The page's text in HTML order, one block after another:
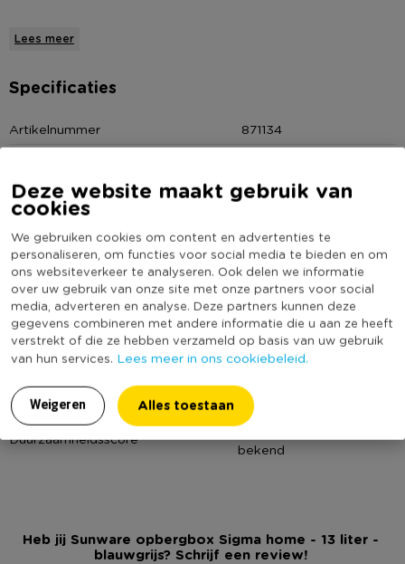
Deze website maakt gebruik van
cookies
We gebruiken cookies om content en advertenties te
personaliseren, om functies voor social media te bieden en om
ons websiteverkeer te analyseren. Ook delen we informatie
over uw gebruik van onze site met onze partners voor social
media, adverteren en analyse. Deze partners kunnen deze
gegevens combineren met andere informatie die u aan ze heeft
verstrekt of die ze hebben verzameld op basis van uw gebruik
van hun services. Lees meer in ons cookiebeleid.
Weigeren Alles toestaan
Door het moderne design en de luxe uitstraling van de boxen
slaapkamer plaatsen. Deze 13 liter box is bijvoorbeeld geschikt
voor het opbergen van rondslingerend speelgoed, je
breiwerkje, of voor het opbergen van je favoriete boeken. Er
zijn eindeloos veel toepassingen te bedenken!
Alle Sigma home boxen hebben geïntegreerde handgrepen
waardoor je ze makkelijk kunt dragen. Daarnaast hebben ze
een soft-touch look & feel en zijn ze met deksel perfect
stapelbaar. Je creëert een opbergbox naar jouw smaak door
zelf een bijpassend deksel te kiezen welke apart verkrijgbaar
zijn.
Geef je interieur een boost met onze Sigma home boxen!
Sunware Sigma home box
*Met geïntegreerde handgrepen
* In trendy kleuren
*Hip design
Lees meer
Specificaties
Artikelnummer
871134
Materiaal
Kunststof
Productbreedte (cm)
Producthoogte (cm)
18.3
Kleur
Blauw
Inhoud in liter
13
Productlengte (cm)
35.2
Merk
Sunware
Vaatwasmachine bestendig
Ja
Duurzaamheidsscore
(Nog) geen score
bekend
Heb jij Sunware opbergbox Sigma home - 13 liter -
blauwgrijs? Schrijf een review!